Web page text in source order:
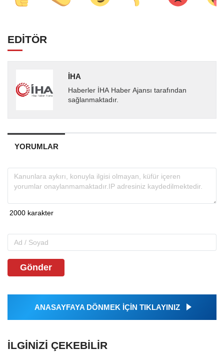
EDİTÖR
İHA
Haberler İHA Haber Ajansı tarafından
sağlanmaktadır.
YORUMLAR
Gönder
ANASAYFAYA DÖNMEK İÇİN TIKLAYINIZ
İLGINIZI ÇEKEBILIR